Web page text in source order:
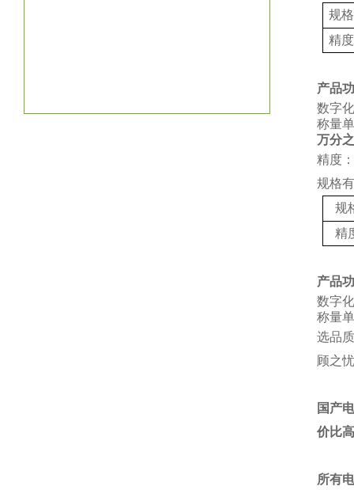
规格
精度
产品
数字
称量
万分
精度
规格
规
精
产品
数字
称量
选品
顾之
国产
价比
所有